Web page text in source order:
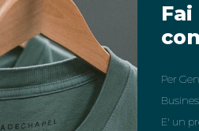
Fai
Per
E' un